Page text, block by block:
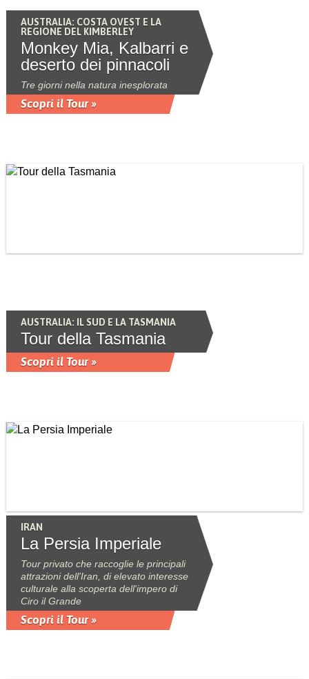
AUSTRALIA: COSTA OVEST E LA
REGIONE DEL KIMBERLEY
Monkey Mia, Kalbarri e
deserto dei pinnacoli
Tre giorni nella natura inesplorata
Scopri il Tour »
AUSTRALIA: IL SUD E LA TASMANIA
Tour della Tasmania
Scopri il Tour »
IRAN
La Persia Imperiale
Tour privato che raccoglie le principali
attrazioni dell'Iran, di elevato interesse
culturale alla scoperta dell'impero di
Ciro il Grande
Scopri il Tour »